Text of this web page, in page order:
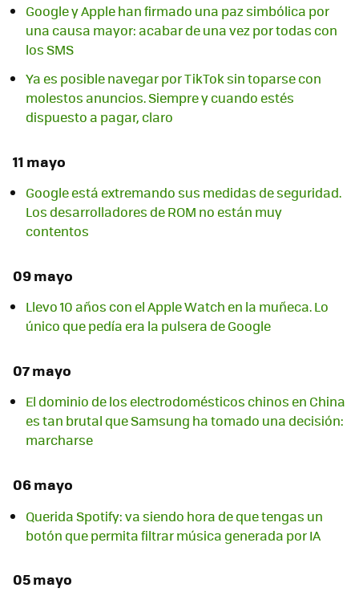
Google y Apple han firmado una paz simbólica por
una causa mayor: acabar de una vez por todas con
los SMS
Ya es posible navegar por TikTok sin toparse con
molestos anuncios. Siempre y cuando estés
dispuesto a pagar, claro
11 mayo
Google está extremando sus medidas de seguridad.
Los desarrolladores de ROM no están muy
contentos
09 mayo
Llevo 10 años con el Apple Watch en la muñeca. Lo
único que pedía era la pulsera de Google
07 mayo
El dominio de los electrodomésticos chinos en China
es tan brutal que Samsung ha tomado una decisión:
marcharse
06 mayo
Querida Spotify: va siendo hora de que tengas un
botón que permita filtrar música generada por IA
05 mayo